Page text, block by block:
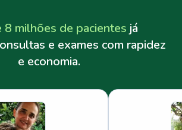
8 milhões de pacientes já
e exames com rapidez
e economia.